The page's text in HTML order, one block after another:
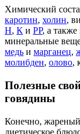
Химический
каротин, холин,
Н, К и РР, а также
минеральные
медь и марганец,
молибден, олово,
Полезные
говядины
Конечно, жареный
диетическое